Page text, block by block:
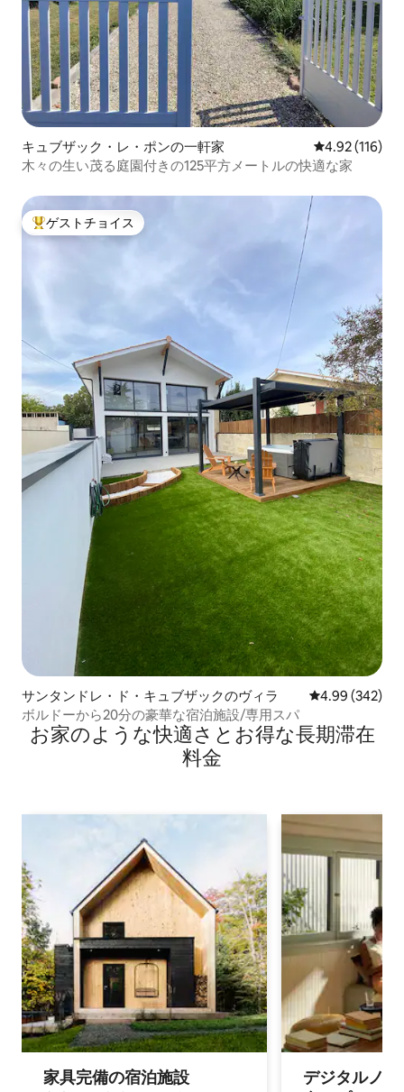
キュブザック・レ・ポンの一軒家 レビュー116
4.92 (116)
木々の生い茂る庭園付きの125平方メートルの快適な家
大好評のゲストチョイスです。
ゲストチョイス
サンタンドレ・ド・キュブザックのヴィラ レビュー342
4.99 (342)
ボルドーから20分の豪華な宿泊施設/専用スパ
お家のような快⁠適⁠さ⁠とお⁠得⁠な長⁠期⁠滞⁠在
料⁠金
家具完備の宿⁠泊⁠施⁠設
デジタルノ